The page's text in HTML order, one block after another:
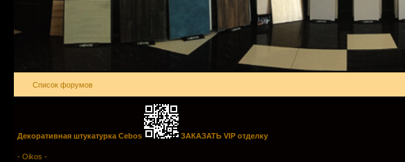
Список форумов
Декоративная штукатурка Cebos ЗАКАЗАТЬ VIP отделку
- Oikos -